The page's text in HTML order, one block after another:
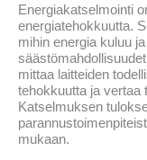
Energiakatselmointi
energiatehokkuutta.
mihin energia kuluu
mittaa laitteiden
tehokkuutta ja vertaa
Katselmuksen
mukaan.